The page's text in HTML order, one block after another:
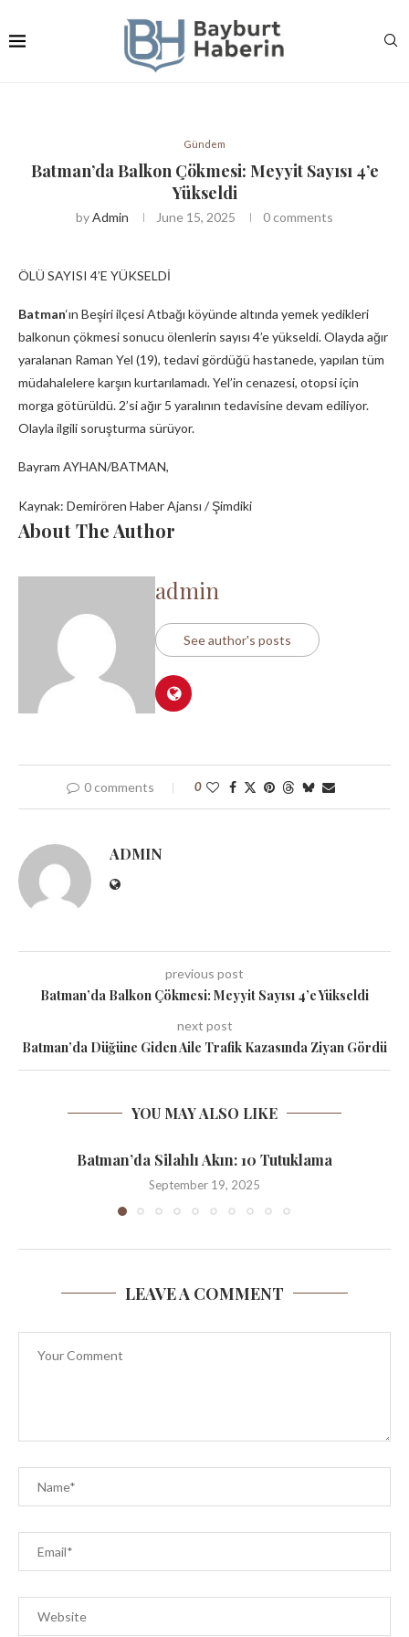
Gündem
Batman’da Balkon Çökmesi: Meyyit Sayısı 4’e
Yükseldi
byAdmin June 15, 2025 0 comments
ÖLÜ SAYISI 4’E YÜKSELDİ
Batman‘ın Beşiri ilçesi Atbağı köyünde altında yemek yedikleri
balkonun çökmesi sonucu ölenlerin sayısı 4’e yükseldi. Olayda ağır
yaralanan Raman Yel (19), tedavi gördüğü hastanede, yapılan tüm
müdahalelere karşın kurtarılamadı. Yel’in cenazesi, otopsi için
morga götürüldü. 2’si ağır 5 yaralının tedavisine devam ediliyor.
Olayla ilgili soruşturma sürüyor.
Bayram AYHAN/BATMAN,
Kaynak: Demirören Haber Ajansı / Şimdiki
About The Author
admin
See author's posts
0 comments 0
ADMIN
previous post
Batman’da Balkon Çökmesi: Meyyit Sayısı 4’e Yükseldi
next post
Batman’da Düğüne Giden Aile Trafik Kazasında Ziyan Gördü
YOU MAY ALSO LIKE
Batman’da Silahlı Akın: 10 Tutuklama
September 19, 2025
LEAVE A COMMENT